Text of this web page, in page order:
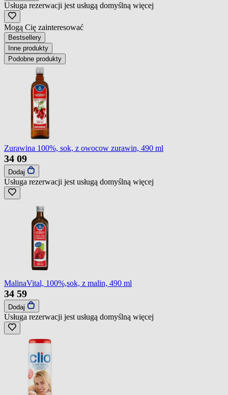
Usługa rezerwacji jest usługą domyślną więcej
Mogą Cię zainteresować
Bestsellery
Inne produkty
Podobne produkty
Zurawina 100%, sok, z owocow zurawin, 490 ml
34 09
Dodaj
Usługa rezerwacji jest usługą domyślną więcej
MalinaVital, 100%,sok, z malin, 490 ml
34 59
Dodaj
Usługa rezerwacji jest usługą domyślną więcej